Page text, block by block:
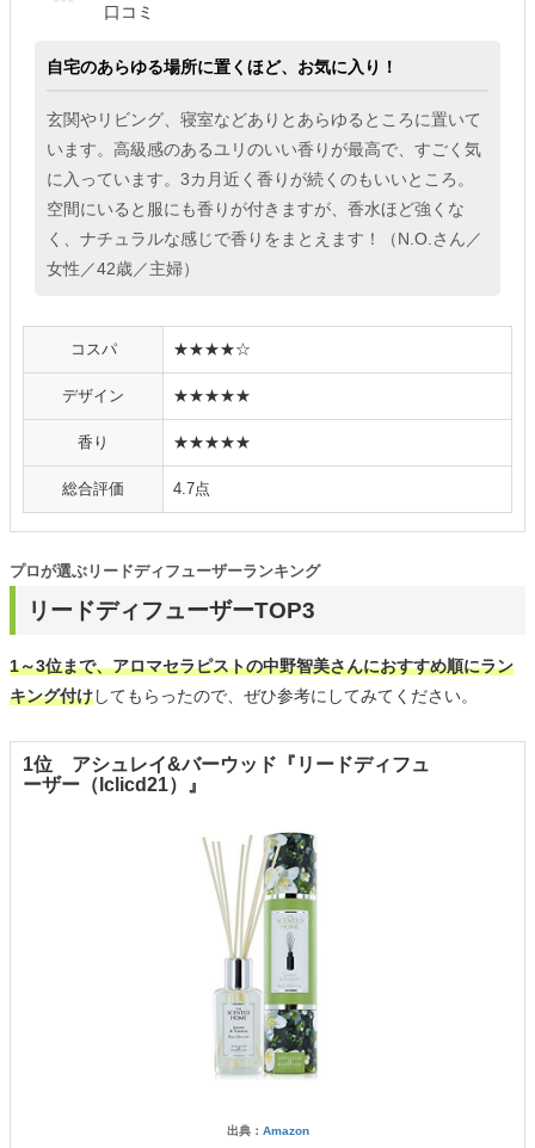
口コミ
自宅のあらゆる場所に置くほど、お気に入り！
玄関やリビング、寝室などありとあらゆるところに置いて
います。高級感のあるユリのいい香りが最高で、すごく気
に入っています。3カ月近く香りが続くのもいいところ。
空間にいると服にも香りが付きますが、香水ほど強くな
く、ナチュラルな感じで香りをまとえます！（N.O.さん／
女性／42歳／主婦）
コスパ ★★★★☆
デザイン ★★★★★
香り ★★★★★
総合評価 4.7点
リードディフューザーTOP3
プロが選ぶリードディフューザーランキング
1～3位まで、アロマセラピストの中野智美さんにおすすめ順にラン
キング付けしてもらったので、ぜひ参考にしてみてください。
1位 アシュレイ&バーウッド『リードディフュ
ーザー（lclicd21）』
出典： Amazon